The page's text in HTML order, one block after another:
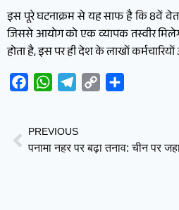
इस पूरे घटनाक्रम से यह साफ है कि 8वें
जिससे आयोग को एक व्यापक तस्वीर
होता है, इस पर ही देश के लाखों
FacebookWhatsAppTelegram
Copy
PREVIOUS